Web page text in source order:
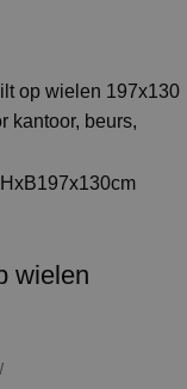
wielen